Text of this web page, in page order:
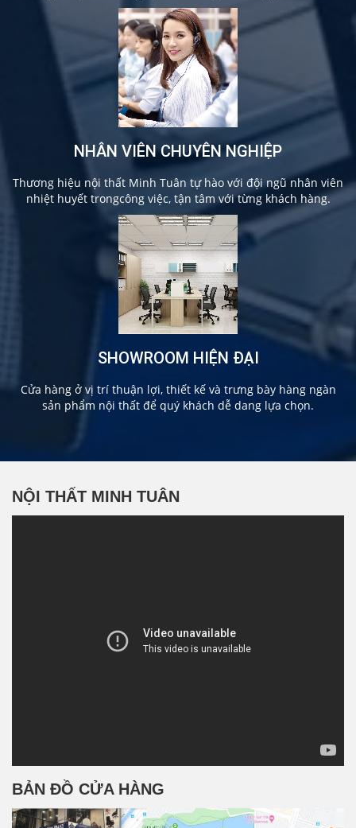
NHÂN VIÊN CHUYÊN NGHIỆP
Thương hiệu nội thất Minh Tuân tự hào với đội ngũ nhân viên
nhiệt huyết trongcông việc, tận tâm với từng khách hàng.
SHOWROOM HIỆN ĐẠI
Cửa hàng ở vị trí thuận lợi, thiết kế và trưng bày hàng ngàn
sản phẩm nội thất để quý khách dễ dang lựa chọn.
NỘI THẤT MINH TUÂN
BẢN ĐỒ CỬA HÀNG